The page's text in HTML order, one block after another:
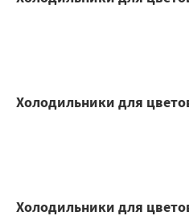
Холодильники для
Холодильники для